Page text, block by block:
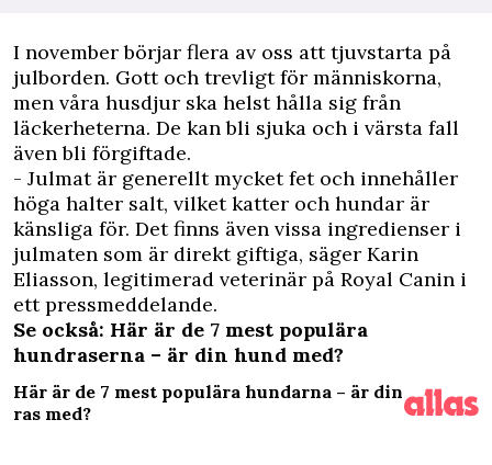
I november börjar flera av oss att tjuvstarta på
julborden. Gott och trevligt för människorna,
men våra husdjur ska helst hålla sig från
läckerheterna. De kan bli sjuka och i värsta fall
även bli förgiftade.
- Julmat är generellt mycket fet och innehåller
höga halter salt, vilket katter och hundar är
känsliga för. Det finns även vissa ingredienser i
julmaten som är direkt giftiga, säger Karin
Eliasson, legitimerad veterinär på Royal Canin i
ett pressmeddelande.
Se också: Här är de 7 mest populära
hundraserna – är din hund med?
Här är de 7 mest populära hundarna – är din
ras med?